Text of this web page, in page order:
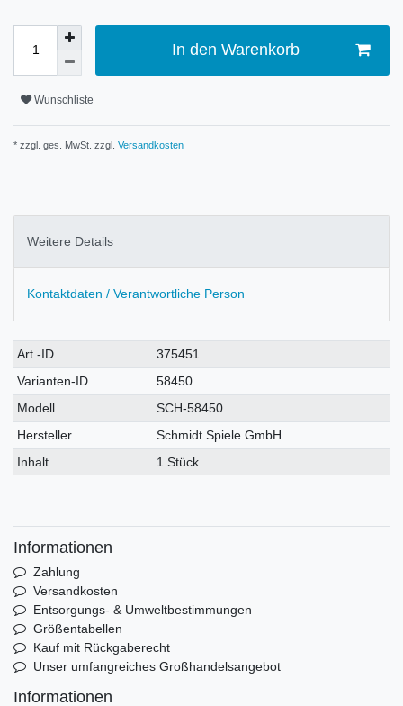
In den Warenkorb
Wunschliste
* zzgl. ges. MwSt. zzgl. Versandkosten
Weitere Details
Kontaktdaten / Verantwortliche Person
Technisches
Merkmal
Wert
Art.-ID
375451
Varianten-ID
58450
Modell
SCH-58450
Hersteller
Schmidt Spiele GmbH
Inhalt
1 Stück
Informationen
Zahlung
Versandkosten
Entsorgungs- & Umweltbestimmungen
Größentabellen
Kauf mit Rückgaberecht
Unser umfangreiches Großhandelsangebot
Informationen